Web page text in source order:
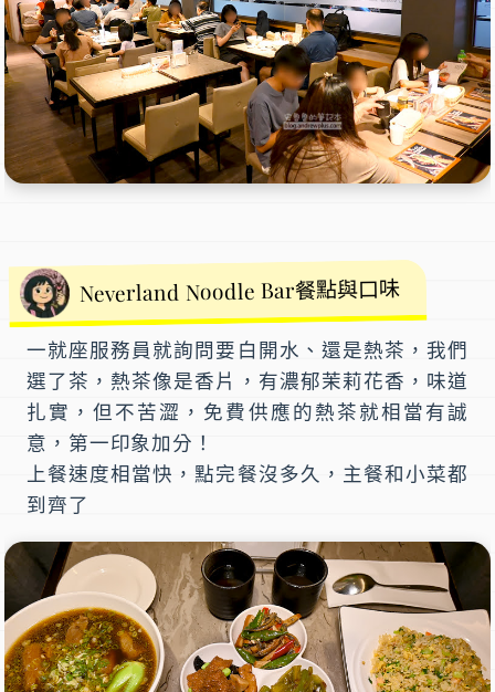
Neverland Noodle Bar餐點與口味
一就座服務員就詢問要白開水、還是熱茶，我們
選了茶，熱茶像是香片，有濃郁茉莉花香，味道
扎實，但不苦澀，免費供應的熱茶就相當有誠
意，第一印象加分！
上餐速度相當快，點完餐沒多久，主餐和小菜都
到齊了